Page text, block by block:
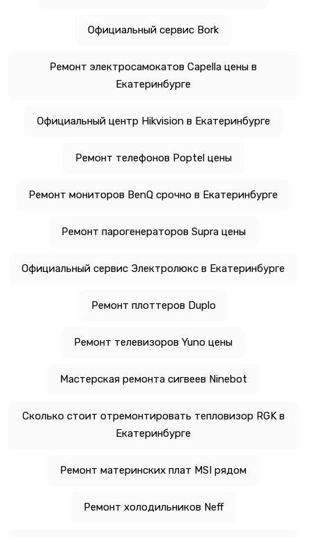
Официальный сервис Bork
Ремонт электросамокатов Capella цены в
Екатеринбурге
Официальный центр Hikvision в Екатеринбурге
Ремонт телефонов Poptel цены
Ремонт мониторов BenQ срочно в Екатеринбурге
Ремонт парогенераторов Supra цены
Официальный сервис Электролюкс в Екатеринбурге
Ремонт плоттеров Duplo
Ремонт телевизоров Yuno цены
Мастерская ремонта сигвеев Ninebot
Сколько стоит отремонтировать тепловизор RGK в
Екатеринбурге
Ремонт материнских плат MSI рядом
Ремонт холодильников Neff